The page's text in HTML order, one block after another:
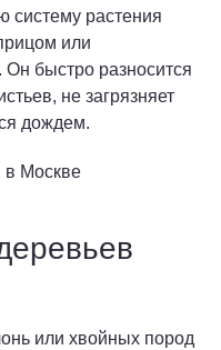
систему растения
или
Он быстро разносится
не загрязняет
дождем.
или хвойных пород